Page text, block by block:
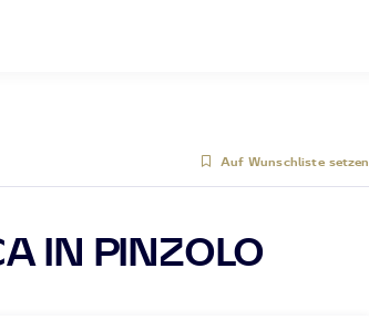
Auf Wunschliste setzen
IN PINZOLO